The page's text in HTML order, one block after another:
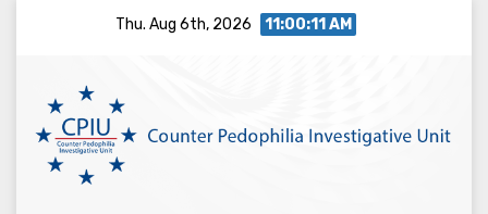
Thu. Aug 6th, 2026 11:00:12 AM